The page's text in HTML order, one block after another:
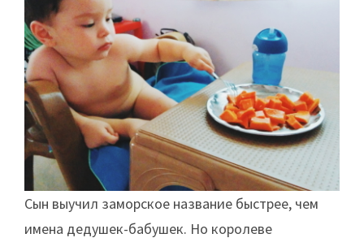
Сын выучил заморское название быстрее, чем
имена дедушек-бабушек. Но королеве